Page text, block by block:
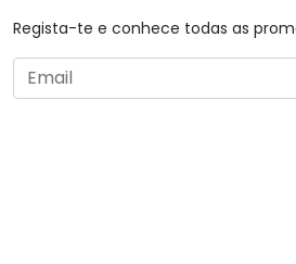
Regista-te e conhece todas as